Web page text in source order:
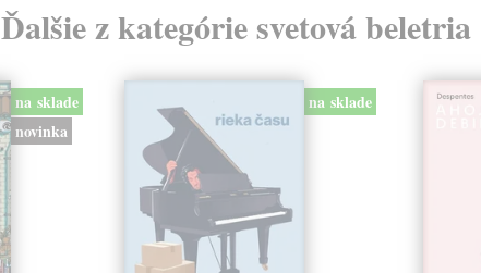
Ďalšie z kategórie svetová beletria
na sklade
novinka
na sklade